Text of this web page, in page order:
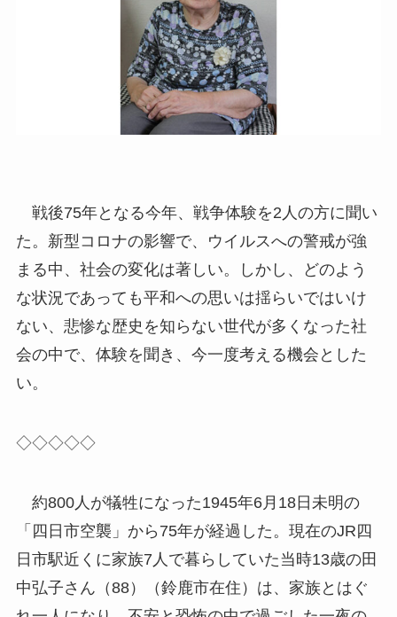
戦後75年となる今年、戦争体験を2人の方に聞い
た。新型コロナの影響で、ウイルスへの警戒が強
まる中、社会の変化は著しい。しかし、どのよう
な状況であっても平和への思いは揺らいではいけ
ない、悲惨な歴史を知らない世代が多くなった社
会の中で、体験を聞き、今一度考える機会とした
い。
◇◇◇◇◇
約800人が犠牲になった1945年6月18日未明の
「四日市空襲」から75年が経過した。現在のJR四
日市駅近くに家族7人で暮らしていた当時13歳の田
中弘子さん（88）（鈴鹿市在住）は、家族とはぐ